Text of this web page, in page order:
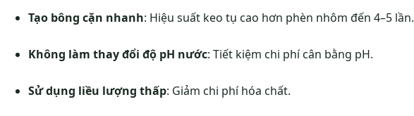
Tạo bông cặn nhanh: Hiệu suất keo tụ cao hơn phèn nhôm đến 4–5 lần.
Không làm thay đổi độ pH nước: Tiết kiệm chi phí cân bằng pH.
Sử dụng liều lượng thấp: Giảm chi phí hóa chất.